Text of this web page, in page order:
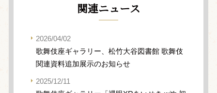
関連ニュース
2026/04/02
歌舞伎座ギャラリー、松竹大谷図書館 歌舞伎
関連資料追加展示のお知らせ
2025/12/11